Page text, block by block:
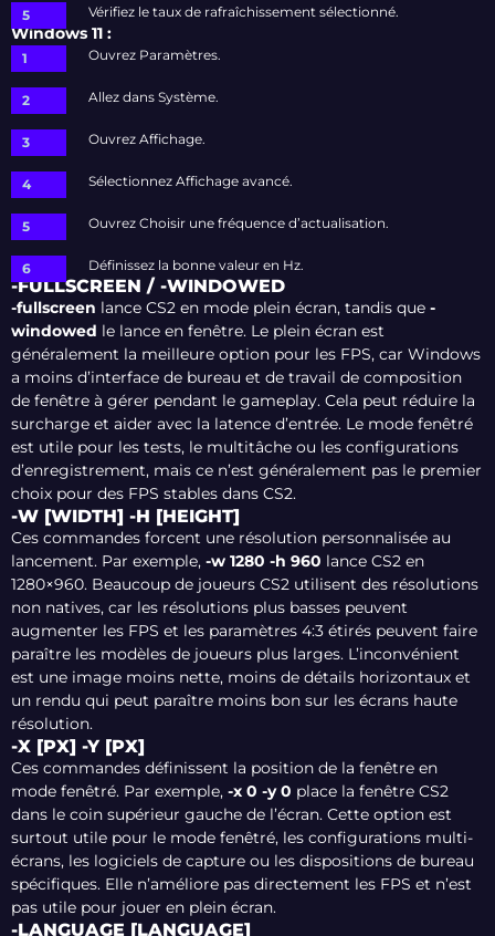
Vérifiez le taux de rafraîchissement sélectionné.
Windows 11 :
Ouvrez Paramètres.
Allez dans Système.
Ouvrez Affichage.
Sélectionnez Affichage avancé.
Ouvrez Choisir une fréquence d’actualisation.
Définissez la bonne valeur en Hz.
-FULLSCREEN / -WINDOWED
-fullscreen lance CS2 en mode plein écran, tandis que -
windowed le lance en fenêtre. Le plein écran est
généralement la meilleure option pour les FPS, car Windows
a moins d’interface de bureau et de travail de composition
de fenêtre à gérer pendant le gameplay. Cela peut réduire la
surcharge et aider avec la latence d’entrée. Le mode fenêtré
est utile pour les tests, le multitâche ou les configurations
d’enregistrement, mais ce n’est généralement pas le premier
choix pour des FPS stables dans CS2.
-W [WIDTH] -H [HEIGHT]
Ces commandes forcent une résolution personnalisée au
lancement. Par exemple, -w 1280 -h 960 lance CS2 en
1280×960. Beaucoup de joueurs CS2 utilisent des résolutions
non natives, car les résolutions plus basses peuvent
augmenter les FPS et les paramètres 4:3 étirés peuvent faire
paraître les modèles de joueurs plus larges. L’inconvénient
est une image moins nette, moins de détails horizontaux et
un rendu qui peut paraître moins bon sur les écrans haute
résolution.
-X [PX] -Y [PX]
Ces commandes définissent la position de la fenêtre en
mode fenêtré. Par exemple, -x 0 -y 0 place la fenêtre CS2
dans le coin supérieur gauche de l’écran. Cette option est
surtout utile pour le mode fenêtré, les configurations multi-
écrans, les logiciels de capture ou les dispositions de bureau
spécifiques. Elle n’améliore pas directement les FPS et n’est
pas utile pour jouer en plein écran.
-LANGUAGE [LANGUAGE]